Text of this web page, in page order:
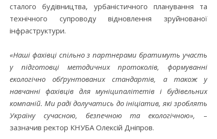
сталого будівництва, урбаністичного планування та
технічного супроводу відновлення зруйнованої
інфраструктури.
«Наші фахівці спільно з партнерами братимуть участь
у підготовці методичних протоколів, формуванні
екологічно обґрунтованих стандартів, а також у
навчанні фахівців для муніципалітетів і будівельних
компаній. Ми раді долучатись до ініціатив, які зроблять
Україну сучасною, безпечною та екологічною»,
–
зазначив ректор КНУБА Олексій Дніпров.